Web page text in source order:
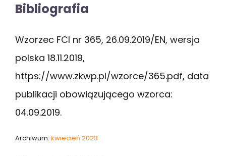
Bibliografia
Wzorzec FCI nr 365, 26.09.2019/EN, wersja
polska 18.11.2019,
https://www.zkwp.pl/wzorce/365.pdf, data
publikacji obowiązującego wzorca:
04.09.2019.
Archiwum: kwiecień 2023